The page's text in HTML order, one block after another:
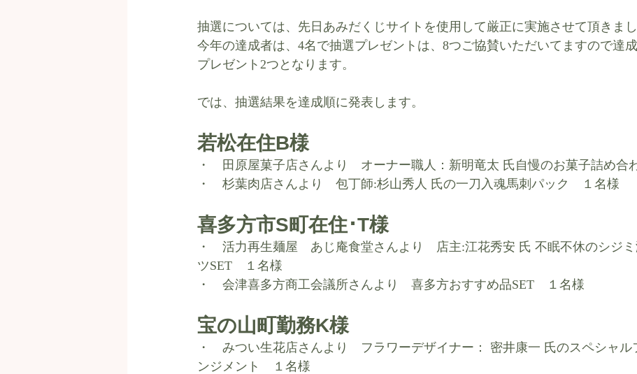
抽選については、先日あみだくじサイトを使用して厳正に実施させて頂きまし
今年の達成者は、4名で抽選プレゼントは、8つご協賛いただいてますので達
プレゼント2つとなります。
では、抽選結果を達成順に発表します。
若松在住B様
・　田原屋菓子店さんより
オーナー職人：新明竜太 氏自慢のお菓子詰め合
・　杉葉肉店さんより　​包丁師:杉山秀人 氏の一刀入魂馬刺パック　１名様
喜多方市S町在住･T様
・　活力再生麺屋　あじ庵食堂さんより　店主:江花秀安 氏 不眠不休のシジ
ツSET　１名様
・　会津喜多方商工会議所さんより　​喜多方おすすめ品SET　１名様
宝の山町勤務K様
・　みつい生花店さんより　​フラワーデザイナー： 密井康一 氏のスペシャル
ンジメント　１名様